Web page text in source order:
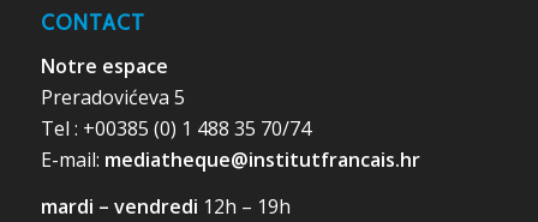
CONTACT
Notre espace
Preradovićeva 5
Tel : +00385 (0) 1 488 35 70/74
E-mail: mediatheque@institutfrancais.hr
mardi – vendredi 12h – 19h